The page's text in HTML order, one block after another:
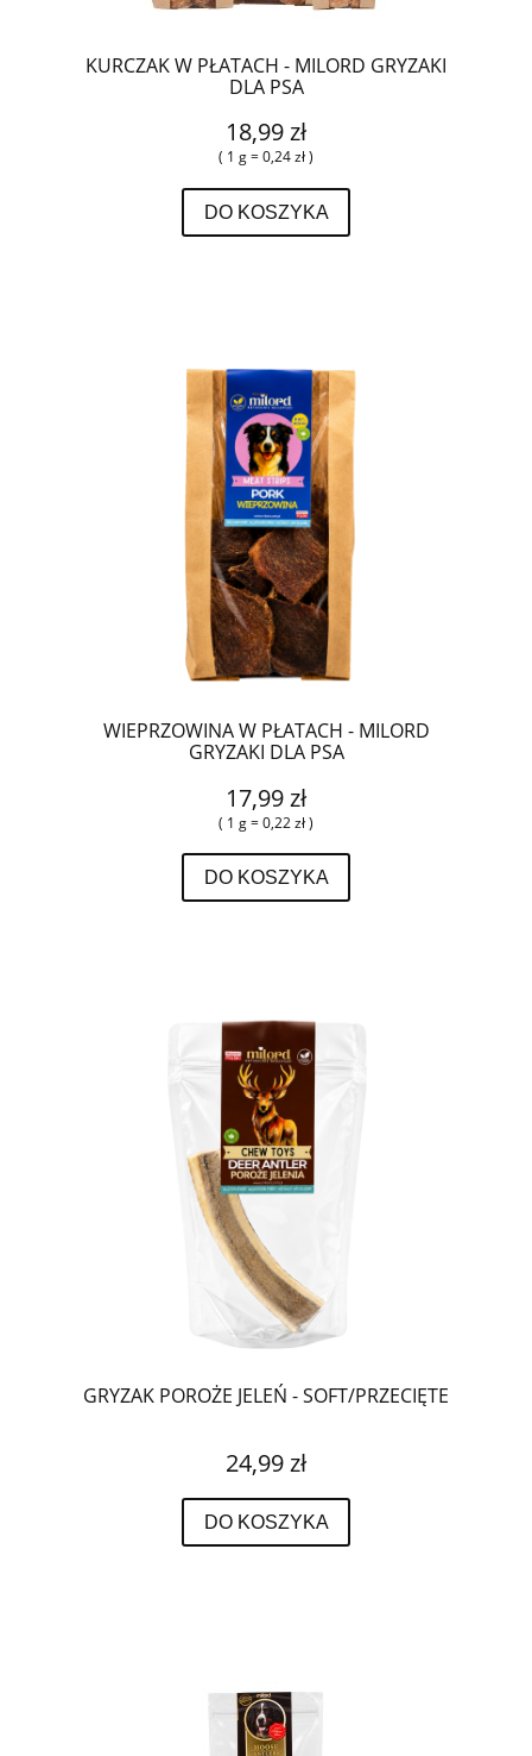
KURCZAK W PŁATACH - MILORD GRYZAKI
DLA PSA
18,99 zł
( 1 g = 0,24 zł )
DO KOSZYKA
WIEPRZOWINA W PŁATACH - MILORD
GRYZAKI DLA PSA
17,99 zł
( 1 g = 0,22 zł )
DO KOSZYKA
GRYZAK POROŻE JELEŃ - SOFT/PRZECIĘTE
24,99 zł
DO KOSZYKA